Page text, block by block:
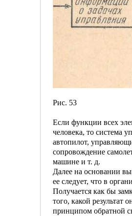
Рис. 53
Если функции всех
человека, то система
автопилот,
со­провождение
машине и т. д.
Далее на основании
ее следует, что в
Получается как бы
того, какой результат
принципом обратной